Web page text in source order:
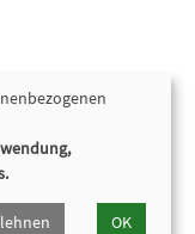
OK